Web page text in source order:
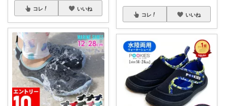
コレ いいね
コレ いいね